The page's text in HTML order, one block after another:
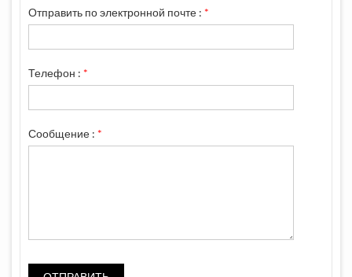
Отправить по электронной почте : *
Телефон : *
Сообщение : *